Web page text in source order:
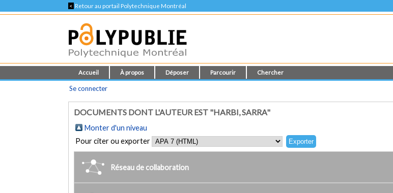
< Retour au portail Polytechnique Montréal
Accueil À propos Déposer Parcourir Chercher
Se connecter
DOCUMENTS DONT L'AUTEUR EST "HARBI, SARRA"
Monter d'un niveau
Pour citer ou exporter
Réseau de collaboration